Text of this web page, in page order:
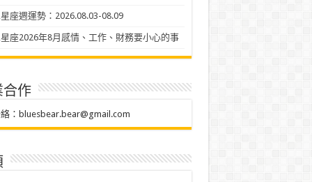
座週運勢：2026.08.03-08.09
座2026年8月感情、工作、財務要小心的事
合作
： bluesbear.bear@gmail.com